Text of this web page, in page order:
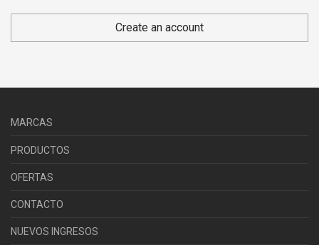
Create an account
or
MARCAS
PRODUCTOS
OFERTAS
CONTACTO
NUEVOS INGRESOS